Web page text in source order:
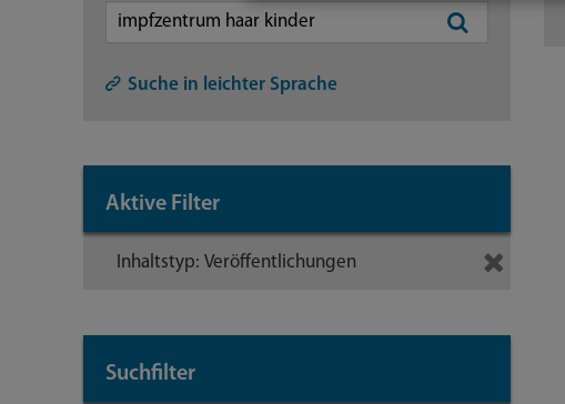
Taste
Suche in leichter Sprache
Aktive Filter
Inhaltstyp: Veröffentlichungen
Suchfilter